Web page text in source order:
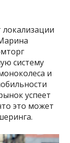
систему
и
успеет
это может